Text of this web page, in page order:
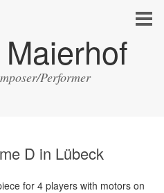
Performer
D in Lübeck
for 4 players with motors on